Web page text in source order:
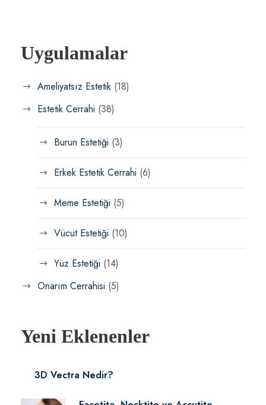
Uygulamalar
Ameliyatsız Estetik (18)
Estetik Cerrahi (38)
Burun Estetiği (3)
Erkek Estetik Cerrahi (6)
Meme Estetiği (5)
Vücut Estetiği (10)
Yüz Estetiği (14)
Onarım Cerrahisi (5)
Yeni Eklenenler
3D Vectra Nedir?